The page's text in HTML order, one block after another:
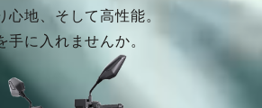
地、そして高性能。
に入れませんか。